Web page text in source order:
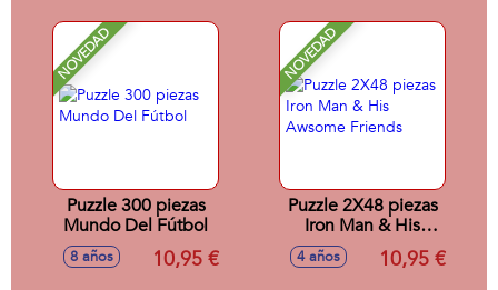
NOVEDAD
Puzzle 300 piezas
Mundo Del Fútbol
8 años 10,95 €
NOVEDAD
Puzzle 2X48 piezas
Iron Man & His
Awsome Friends
4 años 10,95 €